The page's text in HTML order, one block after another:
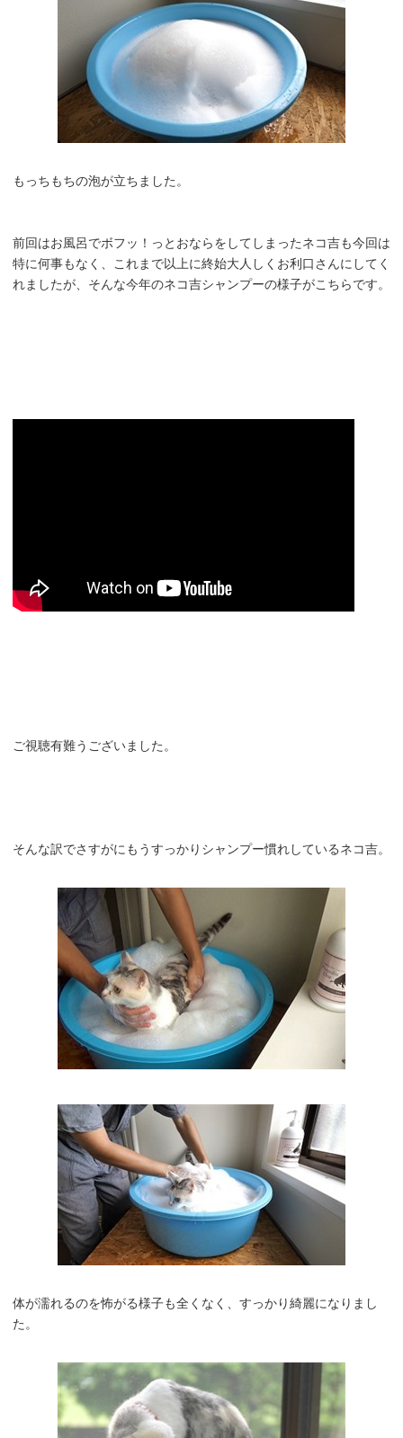
もっちもちの泡が立ちました。
前回はお風呂でボフッ！っとおならをしてしまったネコ吉も今回は
特に何事もなく、これまで以上に終始大人しくお利口さんにしてく
れましたが、そんな今年のネコ吉シャンプーの様子がこちらです。
ご視聴有難うございました。
そんな訳でさすがにもうすっかりシャンプー慣れしているネコ吉。
体が濡れるのを怖がる様子も全くなく、すっかり綺麗になりまし
た。